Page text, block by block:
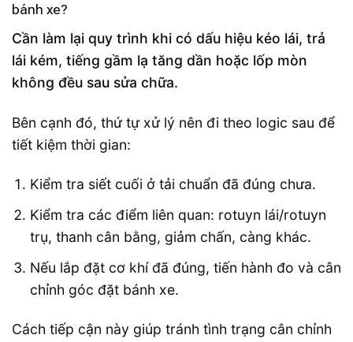
bánh xe?
Cần làm lại quy trình khi có dấu hiệu kéo lái, trả
lái kém, tiếng gầm lạ tăng dần hoặc lốp mòn
không đều sau sửa chữa.
Bên cạnh đó, thứ tự xử lý nên đi theo logic sau để
tiết kiệm thời gian:
Kiểm tra siết cuối ở tải chuẩn đã đúng chưa.
Kiểm tra các điểm liên quan: rotuyn lái/rotuyn
trụ, thanh cân bằng, giảm chấn, càng khác.
Nếu lắp đặt cơ khí đã đúng, tiến hành đo và cân
chỉnh góc đặt bánh xe.
Cách tiếp cận này giúp tránh tình trạng cân chỉnh